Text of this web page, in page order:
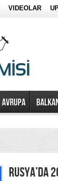
VIDEOLAR
AVRUPA
RUSYA’DA